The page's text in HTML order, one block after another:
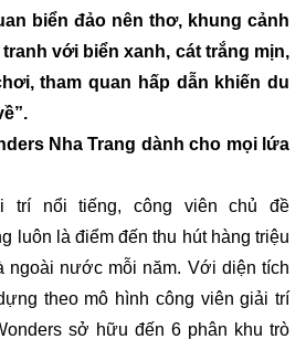
biển đảo nên thơ, khung cảnh
với biển xanh, cát trắng mịn,
tham quan hấp dẫn khiến du
Nha Trang dành cho mọi lứa
trí nổi tiếng, công viên chủ đề
luôn là điểm đến thu hút hàng triệu
ngoài nước mỗi năm. Với diện tích
theo mô hình công viên giải trí
sở hữu đến 6 phân khu trò